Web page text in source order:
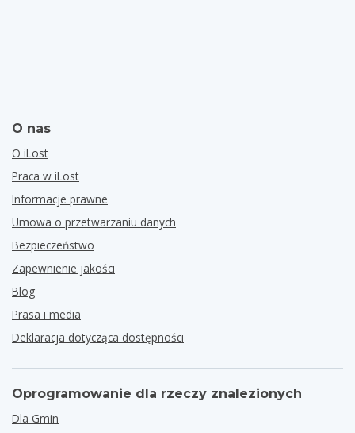
O nas
O iLost
Praca w iLost
Informacje prawne
Umowa o przetwarzaniu danych
Bezpieczeństwo
Zapewnienie jakości
Blog
Prasa i media
Deklaracja dotycząca dostępności
Oprogramowanie dla rzeczy znalezionych
Dla Gmin